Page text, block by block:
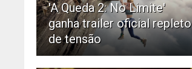
'A Queda 2: No Limite'
ganha trailer oficial repleto
de tensão